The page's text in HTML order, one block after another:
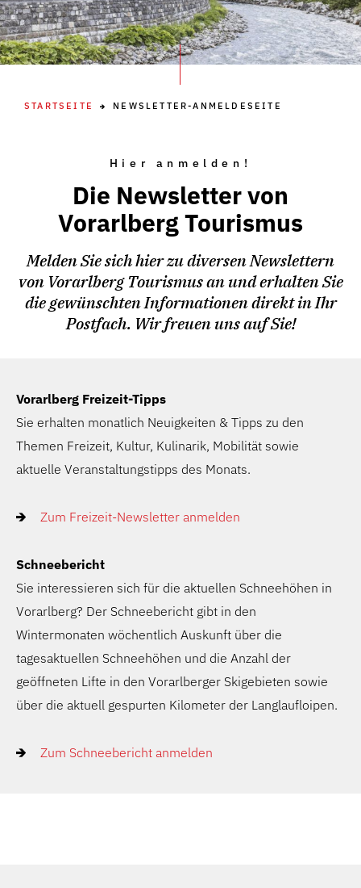
STARTSEITE NEWSLETTER-ANMELDESEITE
Hier anmelden!
Die Newsletter von
Vorarlberg Tourismus
Melden Sie sich hier zu diversen Newslettern
von Vorarlberg Tourismus an und erhalten Sie
die gewünschten Informationen direkt in Ihr
Postfach. Wir freuen uns auf Sie!
Vorarlberg Freizeit-Tipps
Sie erhalten monatlich Neuigkeiten & Tipps zu den
Themen Freizeit, Kultur, Kulinarik, Mobilität sowie
aktuelle Veranstaltungstipps des Monats.
Zum Freizeit-Newsletter anmelden
Schneebericht
Sie interessieren sich für die aktuellen Schneehöhen in
Vorarlberg? Der Schneebericht gibt in den
Wintermonaten wöchentlich Auskunft über die
tagesaktuellen Schneehöhen und die Anzahl der
geöffneten Lifte in den Vorarlberger Skigebieten sowie
über die aktuell gespurten Kilometer der Langlaufloipen.
Zum Schneebericht anmelden